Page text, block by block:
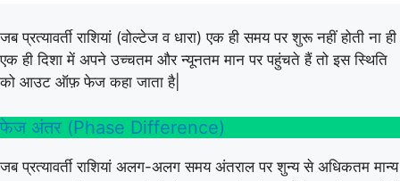
जब प्रत्यावर्ती राशियां (वोल्टेज व धारा) एक ही समय पर शुरू नहीं होती ना ही
एक ही दिशा में अपने उच्चतम और न्यूनतम मान पर पहुंचते हैं तो इस स्थिति
को आउट ऑफ़ फेज कहा जाता है|
फेज अंतर (Phase Difference)
जब प्रत्यावर्ती राशियां अलग-अलग समय अंतराल पर शुन्य से अधिकतम मान्य